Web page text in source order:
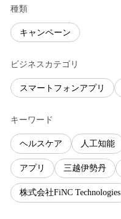
種類
キャンペーン
ビジネスカテゴリ
スマートフォンアプリ
キーワード
ヘルスケア 人工知能
アプリ 三越伊勢丹
株式会社FiNC Technologies